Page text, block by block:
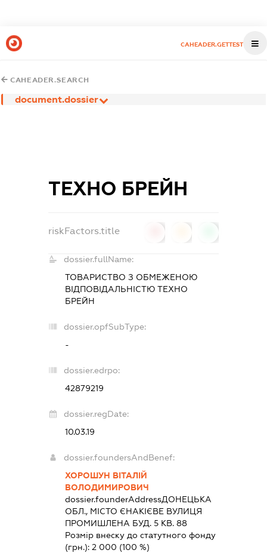
CAHEADER.GETTEST
CAHEADER.SEARCH
document.dossier
ТЕХНО БРЕЙН
riskFactors.title
dossier.fullName:
ТОВАРИСТВО З ОБМЕЖЕНОЮ
ВІДПОВІДАЛЬНІСТЮ ТЕХНО
БРЕЙН
dossier.opfSubType:
-
dossier.edrpo:
42879219
dossier.regDate:
10.03.19
dossier.foundersAndBenef:
ХОРОШУН ВІТАЛІЙ
ВОЛОДИМИРОВИЧ
dossier.founderAddressДОНЕЦЬКА
ОБЛ., МІСТО ЄНАКІЄВЕ ВУЛИЦЯ
ПРОМИШЛЕНА БУД. 5 КВ. 88
Розмір внеску до статутного фонду
(грн.): 2 000 (100 %)